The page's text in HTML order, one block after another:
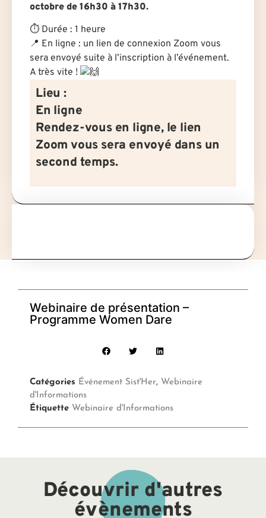
octobre de 16h30 à 17h30.
⏱ Durée : 1 heure
📍 En ligne : un lien de connexion Zoom vous
sera envoyé suite à l’inscription à l’événement.
A très vite !
Lieu :
En ligne
Rendez-vous en ligne, le lien
Zoom vous sera envoyé dans un
second temps.
Webinaire de présentation –
Programme Women Dare
Catégories Événement Sist'Her, Webinaire
d'Informations
Étiquette Webinaire d'Informations
Découvrir d'autres
évènements